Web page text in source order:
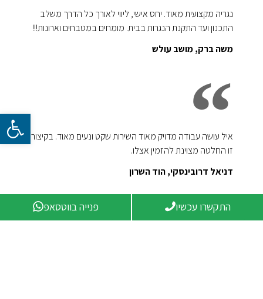
פתח
נגריה מקצועית מאוד. יחס אישי, ליווי לאורך כל הדרך משלב
התכנון ועד התקנת הנגרות בבית. מומחים במטבחים וארונות!!!
משה ברק, מושב עולש
איל עושה עבודה מדויק מאוד השירות שקט ונעים מאוד. בקיצור
זו החלטה מצוינת להזמין אצלו.
דניאל דרובינסקי, הוד השרון
התקשרו עכשיו פנייה בווטסאפ